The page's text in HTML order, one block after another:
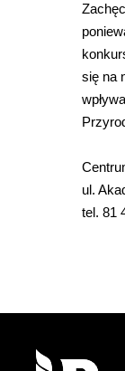
się na
ul.
tel. 81